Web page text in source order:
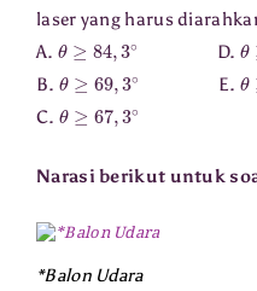
laser yang harus
A. θ 84 3 ∘ D.θ
B. θ 69,3 ∘ E.θ
C. θ 67,3 ∘
Narasi berikut untuk
*Balon Udara